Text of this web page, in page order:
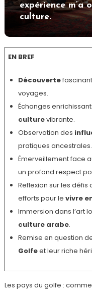
expérience m’a
culture.
EN BREF
Découverte
voyages.
Échanges
culturevibrante.
Observation des
pratiques ancestrales.
Émerveillement face
un profond respect
Reflexion sur les défis
efforts pour levivre
Immersion dans l’art
culture arabe.
Remise en question
Golfeet leur riche
Les pays du golfe :